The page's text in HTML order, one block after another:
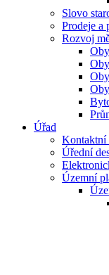
Slovo
Prodeje a
Rozvoj
Úřad
Kontaktní
Úřední
Územní